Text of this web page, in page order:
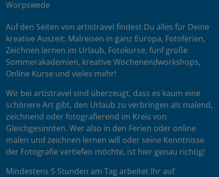
Worpswede
Auf den Seiten von artistravel findest Du alles für Deine
kreative Auszeit: Malreisen in ganz Europa, Fotoferien,
Zeichnen lernen im Urlaub, Fotokurse, fünf große
Sommerakademien, kreative Wochenendworkshops,
Online Kurse und vieles mehr!
Wir bei artistravel sind überzeugt, dass es kaum eine
schönere Art gibt, den Urlaub zu verbringen als malend,
zeichnend oder fotografierend im Kreis von
Gleichgesinnten. Wer also in den Ferien oder online
malen und zeichnen lernen will oder seine Kenntnisse
der Fotografie vertiefen möchte, ist hier genau richtig!
Mindestens 5 Stunden am Tag arbeitet Ihr auf